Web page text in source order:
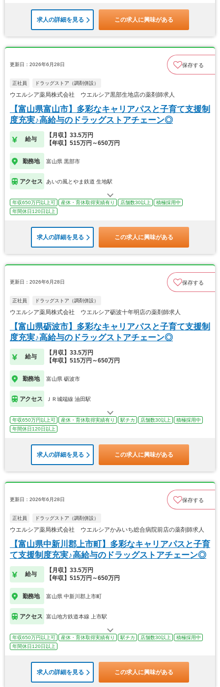
求人の詳細を見る この求人に興味がある
更新日：2026年6月28日 保存する
正社員 ドラッグストア（調剤併設）
ウエルシア薬局株式会社 ウエルシア黒部生地店の薬剤師求人
【富山県富山市】多彩なキャリアパスと子育て支援制
度充実♪高給与のドラッグストアチェーン◎
給与
【月収】33.5万円
【年収】515万円～650万円
勤務地 富山県 黒部市
アクセス あいの風とやま鉄道 生地駅
年収650万円以上可 産休・育休取得実績有り 店舗数30以上
積極採用中
年間休日120日以上
求人の詳細を見る この求人に興味がある
更新日：2026年6月28日 保存する
正社員 ドラッグストア（調剤併設）
ウエルシア薬局株式会社 ウエルシア砺波十年明店の薬剤師求人
【富山県砺波市】多彩なキャリアパスと子育て支援制
度充実♪高給与のドラッグストアチェーン◎
給与
【月収】33.5万円
【年収】515万円～650万円
勤務地 富山県 砺波市
アクセス ＪＲ城端線 油田駅
年収650万円以上可 産休・育休取得実績有り 駅チカ 店舗数30以上
積極採用中
年間休日120日以上
求人の詳細を見る この求人に興味がある
更新日：2026年6月28日 保存する
正社員 ドラッグストア（調剤併設）
ウエルシア薬局株式会社 ウエルシアかみいち総合病院前店の薬剤師求人
【富山県中新川郡上市町】多彩なキャリアパスと子育
て支援制度充実♪高給与のドラッグストアチェーン◎
給与
【月収】33.5万円
【年収】515万円～650万円
勤務地 富山県 中新川郡上市町
アクセス 富山地方鉄道本線 上市駅
年収650万円以上可 産休・育休取得実績有り 駅チカ 店舗数30以上
積極採用中
年間休日120日以上
求人の詳細を見る この求人に興味がある